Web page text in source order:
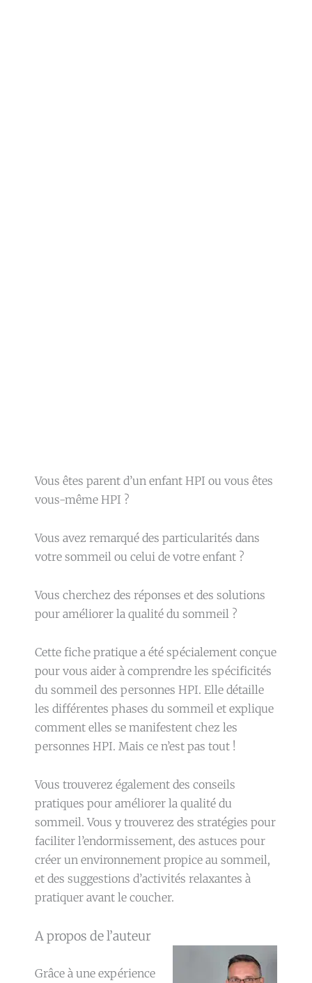
Vous êtes parent d’un enfant HPI ou vous êtes
vous-même HPI ?
Vous avez remarqué des particularités dans
votre sommeil ou celui de votre enfant ?
Vous cherchez des réponses et des solutions
pour améliorer la qualité du sommeil ?
Cette fiche pratique a été spécialement conçue
pour vous aider à comprendre les spécificités
du sommeil des personnes HPI. Elle détaille
les différentes phases du sommeil et explique
comment elles se manifestent chez les
personnes HPI. Mais ce n’est pas tout !
Vous trouverez également des conseils
pratiques pour améliorer la qualité du
sommeil. Vous y trouverez des stratégies pour
faciliter l’endormissement, des astuces pour
créer un environnement propice au sommeil,
et des suggestions d’activités relaxantes à
pratiquer avant le coucher.
A propos de l’auteur
Grâce à une expérience